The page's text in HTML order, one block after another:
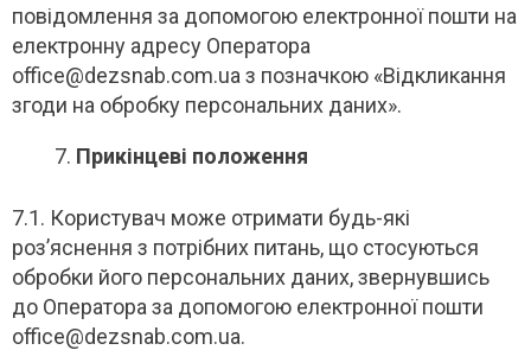
повідомлення за допомогою електронної пошти на
електронну адресу Оператора
office@dezsnab.com.ua з позначкою «Відкликання
згоди на обробку персональних даних».
Прикінцеві положення
7.1. Користувач може отримати будь-які
роз’яснення з потрібних питань, що стосуються
обробки його персональних даних, звернувшись
до Оператора за допомогою електронної пошти
office@dezsnab.com.ua.